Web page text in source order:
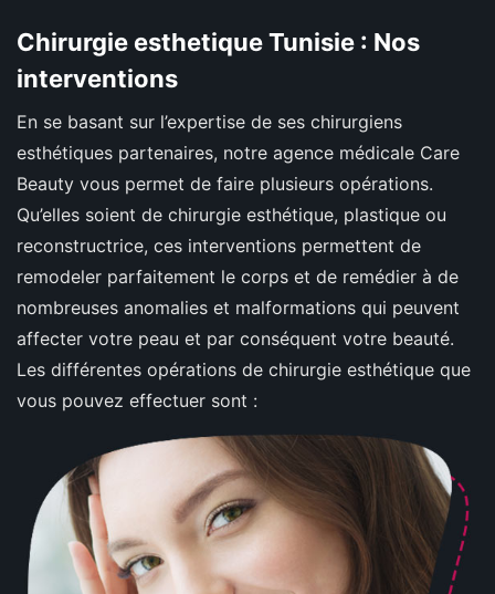
Chirurgie esthetique Tunisie : Nos
interventions
En se basant sur l’expertise de ses chirurgiens
esthétiques partenaires, notre agence médicale Care
Beauty vous permet de faire plusieurs opérations.
Qu’elles soient de chirurgie esthétique, plastique ou
reconstructrice, ces interventions permettent de
remodeler parfaitement le corps et de remédier à de
nombreuses anomalies et malformations qui peuvent
affecter votre peau et par conséquent votre beauté.
Les différentes opérations de chirurgie esthétique que
vous pouvez effectuer sont :